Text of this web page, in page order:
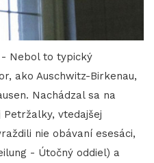
- Nebol to typický
ako Auschwitz-Birkenau,
Nachádzal sa na
vtedajšej
nie obávaní esesáci,
- Útočný oddiel) a